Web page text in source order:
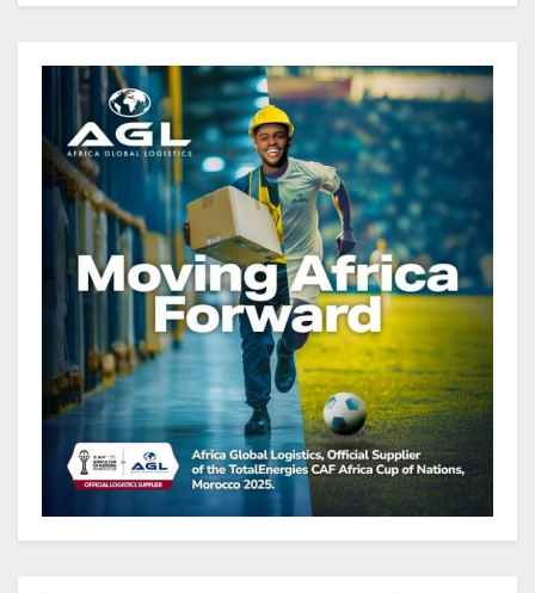
Gabon : Le gouvernement et la BAD
renforcent les capacités des
acteurs du secteur public pour
améliorer la performance des
projets
Gabon : Ismaël Bonkoungou, le
Directeur général en visite
d’inspection des grands chantiers
routiers d’EBOMAF BTP Gabon
dans la Ngounié
Gabon : Les paiements d’intérêts
de la dette absorbent 20 à 30 % des
recettes, tandis que le service
total pourrait atteindre 80 à 115 %